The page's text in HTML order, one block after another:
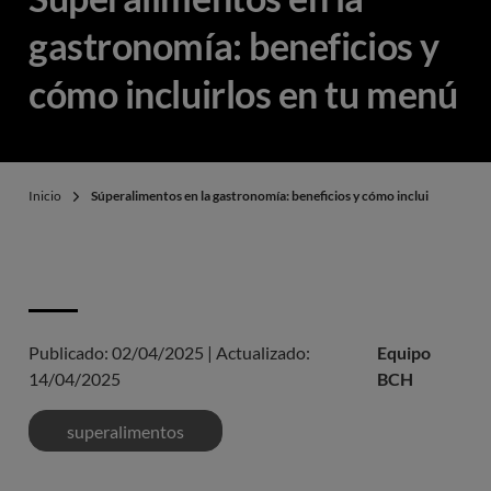
gastronomía: beneficios y
cómo incluirlos en tu menú
Inicio Súperalimentos en la gastronomía: beneficios y cómo incluirlos en tu
Publicado: 02/04/2025 | Actualizado:
14/04/2025
Equipo
BCH
superalimentos